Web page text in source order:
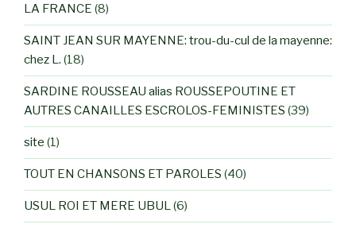
LA FRANCE (8)
SAINT JEAN SUR MAYENNE: trou-du-cul de la mayenne:
chez L. (18)
SARDINE ROUSSEAU alias ROUSSEPOUTINE ET
AUTRES CANAILLES ESCROLOS-FEMINISTES (39)
site (1)
TOUT EN CHANSONS ET PAROLES (40)
USUL ROI ET MERE UBUL(6)